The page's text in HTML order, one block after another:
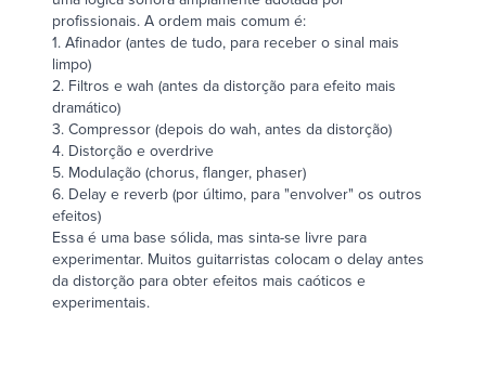
profissionais. A ordem mais comum é:
1. Afinador (antes de tudo, para receber o sinal mais
limpo)
2. Filtros e wah (antes da distorção para efeito mais
dramático)
3. Compressor (depois do wah, antes da distorção)
4. Distorção e overdrive
5. Modulação (chorus, flanger, phaser)
6. Delay e reverb (por último, para "envolver" os outros
efeitos)
Essa é uma base sólida, mas sinta-se livre para
experimentar. Muitos guitarristas colocam o delay antes
da distorção para obter efeitos mais caóticos e
experimentais.